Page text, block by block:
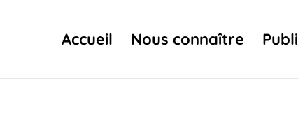
Accueil Nous connaître